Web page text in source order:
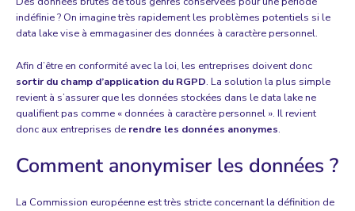
indéfinie ? On imagine très rapidement les problèmes potentiels si le
data lake vise à emmagasiner des données à caractère personnel.
Afin d’être en conformité avec la loi, les entreprises doivent donc
sortir du champ d’application du RGPD. La solution la plus simple
revient à s’assurer que les données stockées dans le data lake ne
qualifient pas comme « données à caractère personnel ». Il revient
donc aux entreprises de rendre les données anonymes.
Comment anonymiser les données ?
La Commission européenne est très stricte concernant la définition de